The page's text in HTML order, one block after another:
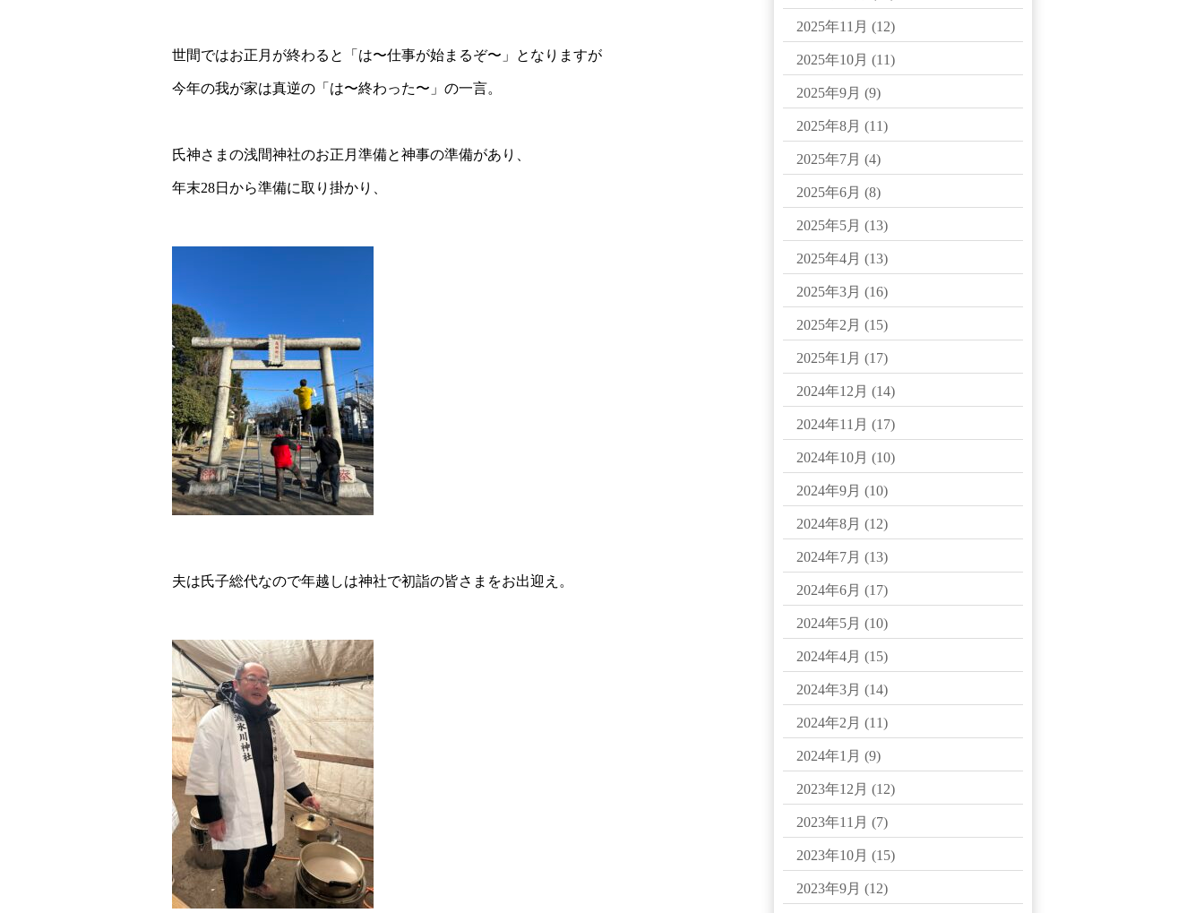
世間ではお正月が終わると「は〜仕事が始まるぞ〜」となりますが
今年の我が家は真逆の「は〜終わった〜」の一言。
氏神さまの浅間神社のお正月準備と神事の準備があり、
年末28日から準備に取り掛かり、
夫は氏子総代なので年越しは神社で初詣の皆さまをお出迎え。
2025年11月 (12)
2025年10月 (11)
2025年9月 (9)
2025年8月 (11)
2025年7月 (4)
2025年6月 (8)
2025年5月 (13)
2025年4月 (13)
2025年3月 (16)
2025年2月 (15)
2025年1月 (17)
2024年12月 (14)
2024年11月 (17)
2024年10月 (10)
2024年9月 (10)
2024年8月 (12)
2024年7月 (13)
2024年6月 (17)
2024年5月 (10)
2024年4月 (15)
2024年3月 (14)
2024年2月 (11)
2024年1月 (9)
2023年12月 (12)
2023年11月 (7)
2023年10月 (15)
2023年9月 (12)